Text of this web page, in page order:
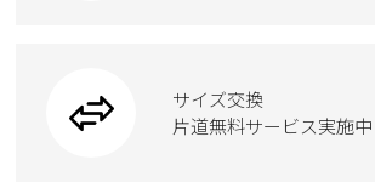
ウェア
ブーツ
トートバッグサイズ交換
片道無料サービス実施中